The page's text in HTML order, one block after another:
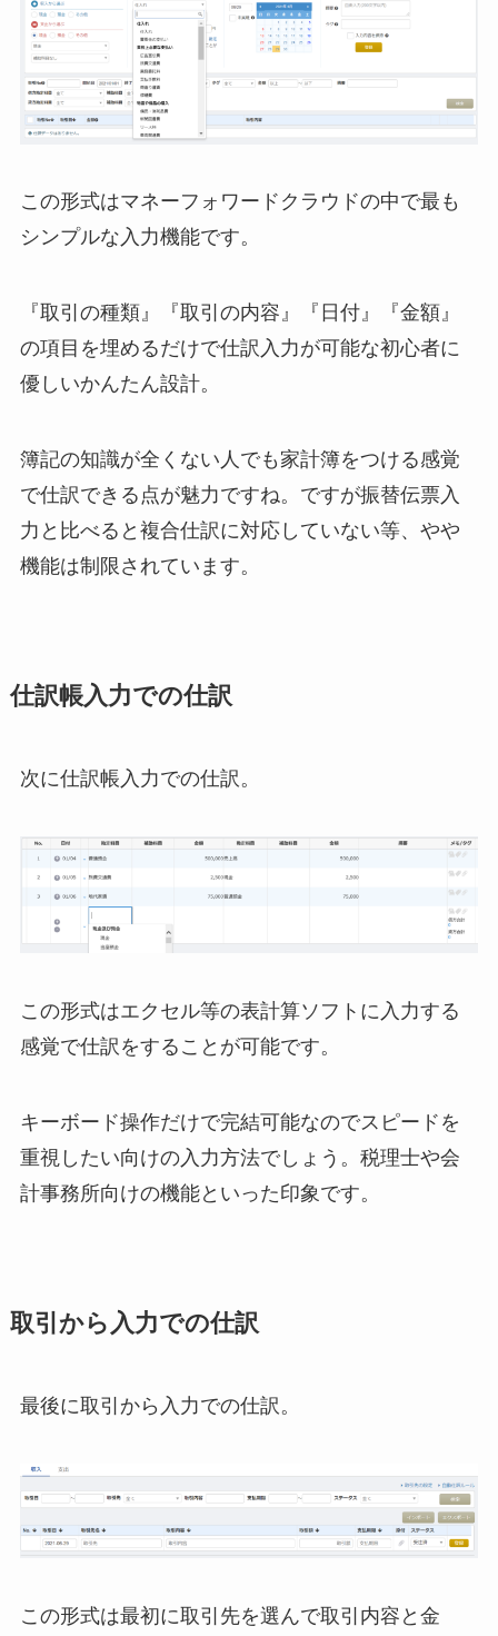
この形式はマネーフォワードクラウドの中で最も
シンプルな入力機能です。
『取引の種類』『取引の内容』『日付』『金額』
の項目を埋めるだけで仕訳入力が可能な初心者に
優しいかんたん設計。
簿記の知識が全くない人でも家計簿をつける感覚
で仕訳できる点が魅力ですね。ですが振替伝票入
力と比べると複合仕訳に対応していない等、やや
機能は制限されています。
仕訳帳入力での仕訳
次に仕訳帳入力での仕訳。
この形式はエクセル等の表計算ソフトに入力する
感覚で仕訳をすることが可能です。
キーボード操作だけで完結可能なのでスピードを
重視したい向けの入力方法でしょう。税理士や会
計事務所向けの機能といった印象です。
取引から入力での仕訳
最後に取引から入力での仕訳。
この形式は最初に取引先を選んで取引内容と金